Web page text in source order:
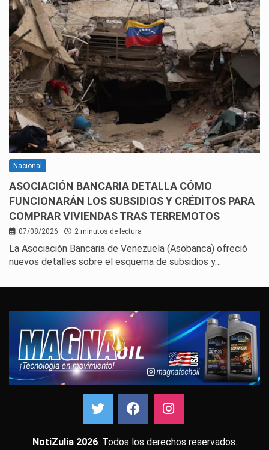
Nacional
ASOCIACIÓN BANCARIA DETALLA CÓMO
FUNCIONARÁN LOS SUBSIDIOS Y CRÉDITOS PARA
COMPRAR VIVIENDAS TRAS TERREMOTOS
07/08/2026 2 minutos de lectura
La Asociación Bancaria de Venezuela (Asobanca) ofreció
nuevos detalles sobre el esquema de subsidios y…
NotiZulia 2026. Todos los derechos reservados.